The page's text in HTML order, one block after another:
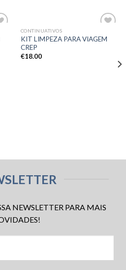
aos meus
CONTINUATIVOS
KIT LIMPEZA PARA VIAGEM
CREP
€18.00
NEWSLETTER PARA MAIS